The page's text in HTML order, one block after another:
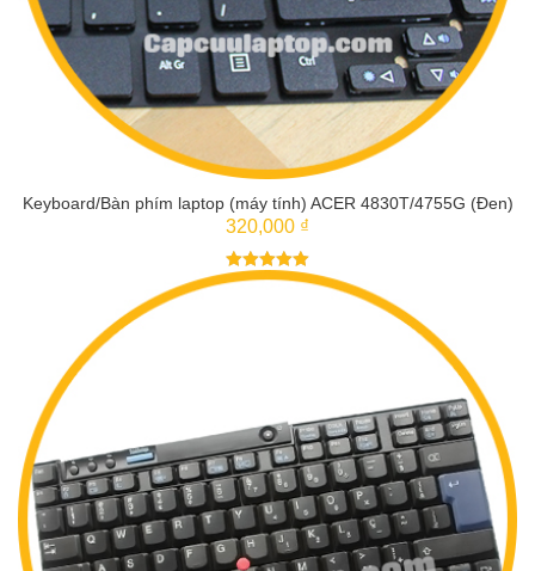
Keyboard/Bàn phím laptop (máy tính) ACER 4830T/4755G (Đen)
320,000 ₫
5trên 5